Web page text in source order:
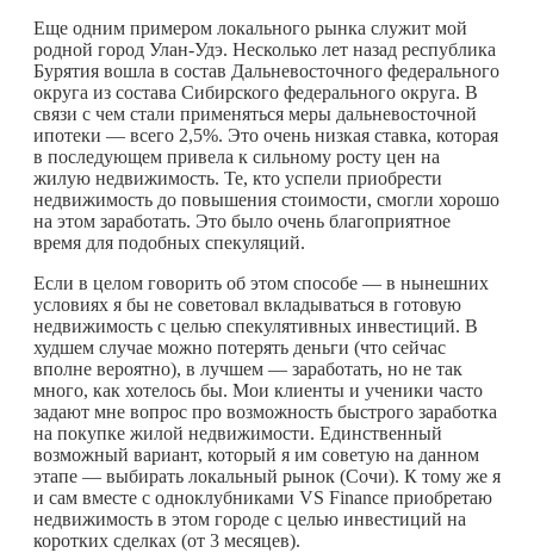
Еще одним примером локального рынка служит мой
родной город Улан-Удэ. Несколько лет назад республика
Бурятия вошла в состав Дальневосточного федерального
округа из состава Сибирского федерального округа. В
связи с чем стали применяться меры дальневосточной
ипотеки — всего 2,5%. Это очень низкая ставка, которая
в последующем привела к сильному росту цен на
жилую недвижимость. Те, кто успели приобрести
недвижимость до повышения стоимости, смогли хорошо
на этом заработать. Это было очень благоприятное
время для подобных спекуляций.
Если в целом говорить об этом способе — в нынешних
условиях я бы не советовал вкладываться в готовую
недвижимость с целью спекулятивных инвестиций. В
худшем случае можно потерять деньги (что сейчас
вполне вероятно), в лучшем — заработать, но не так
много, как хотелось бы. Мои клиенты и ученики часто
задают мне вопрос про возможность быстрого заработка
на покупке жилой недвижимости. Единственный
возможный вариант, который я им советую на данном
этапе — выбирать локальный рынок (Сочи). К тому же я
и сам вместе с одноклубниками VS Finance приобретаю
недвижимость в этом городе с целью инвестиций на
коротких сделках (от 3 месяцев).